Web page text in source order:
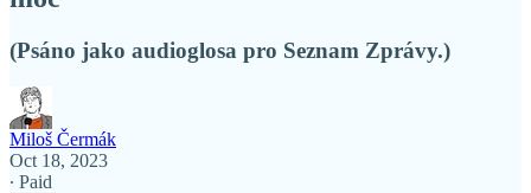
(Psáno jako audioglosa pro Seznam Zprávy.)
Miloš Čermák
Oct 18, 2023
∙ Paid